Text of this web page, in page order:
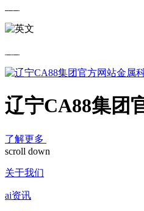
辽宁CA88集团
了解更多
scroll down
关于我们
ai资讯